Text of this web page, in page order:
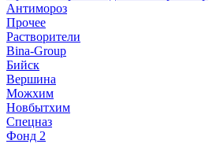
Антимороз
Прочее
Растворители
Bina-Group
Бийск
Вершина
Можхим
Новбытхим
Спецназ
Фонд 2